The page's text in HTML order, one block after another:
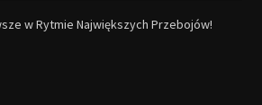
w Rytmie Największych Przebojów!